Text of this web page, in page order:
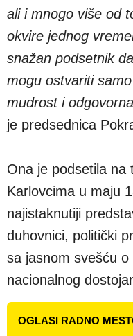
ali i mnogo više od
okvire jednog
snažan podsetnik
mogu ostvariti
mudrost i
je predsednica
Ona je podsetila na
Karlovcima u maju
najistaknutiji
duhovnici, politički
sa jasnom svešću o
nacionalnog
OGLASI RADNO